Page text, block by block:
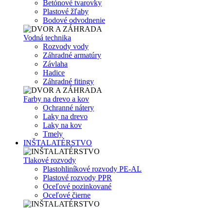
Betónové tvarovky
Plastové žľaby
Bodové odvodnenie
Vodná technika
Rozvody vody
Záhradné armatúry
Závlaha
Hadice
Záhradné fitingy
Farby na drevo a kov
Ochranné nátery
Laky na drevo
Laky na kov
Tmely
INŠTALATÉRSTVO
Tlakové rozvody
Plastohliníkové rozvody PE-AL
Plastové rozvody PPR
Oceľové pozinkované
Oceľové čierne